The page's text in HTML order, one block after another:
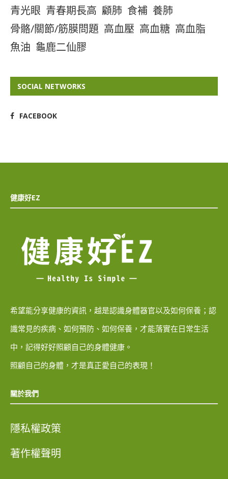
青光眼 青春期長高 顧肺 食補 養肺
骨骼/關節/筋膜問題 高血壓 高血糖 高血脂
魚油 龜鹿二仙膠
SOCIAL NETWORKS
FACEBOOK
健康好EZ
希望能分享健康的資訊，越是認識身體器官以及如何保養；認
識常見的疾病、如何預防、如何保養，才能落實在日常生活
中，記得好好照顧自己的身體健康。
照顧自己的身體，才是真正愛自己的表現！
關於我們
隱私權政策
著作權聲明